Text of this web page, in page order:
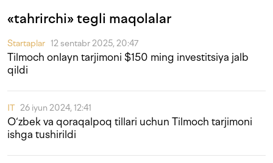
«tahrirchi» tegli maqolalar
Startaplar 12 sentabr 2025, 20:47
Tilmoch onlayn tarjimoni $150 ming investitsiya jalb
qildi
IT 26 iyun 2024, 12:41
O‘zbek va qoraqalpoq tillari uchun Tilmoch tarjimoni
ishga tushirildi